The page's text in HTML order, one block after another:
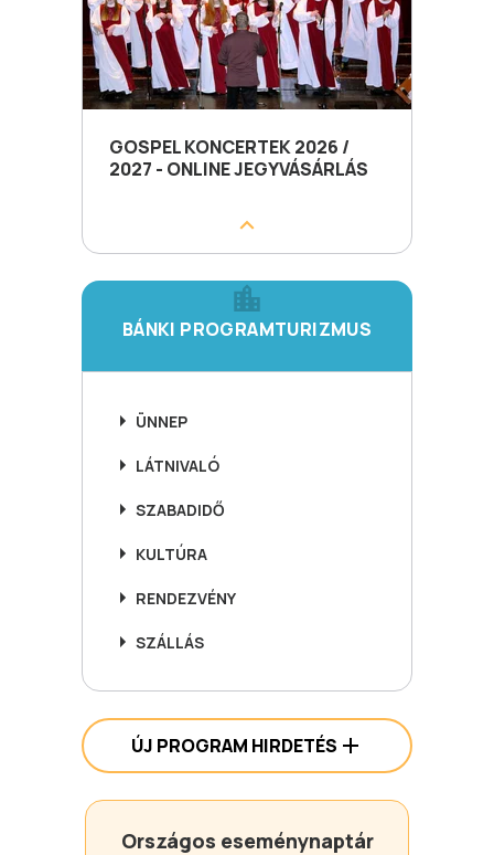
GOSPEL KONCERTEK 2026 /
2027 - ONLINE JEGYVÁSÁRLÁS
BÁNKI PROGRAMTURIZMUS
ÜNNEP
LÁTNIVALÓ
SZABADIDŐ
KULTÚRA
RENDEZVÉNY
SZÁLLÁS
ÚJ PROGRAM HIRDETÉS
Országos eseménynaptár